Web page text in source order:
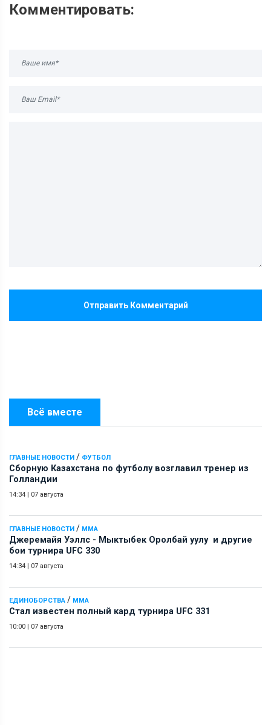
Всё вместе
ГЛАВНЫЕ НОВОСТИ / ФУТБОЛ
Сборную Казахстана по футболу возглавил тренер из
Голландии
14:34 | 07 августа
ГЛАВНЫЕ НОВОСТИ / ММА
Джеремайя Уэллс - Мыктыбек Оролбай уулу и другие
бои турнира UFC 330
14:34 | 07 августа
ЕДИНОБОРСТВА / ММА
Стал известен полный кард турнира UFC 331
10:00 | 07 августа
Комментировать:
Отправить Комментарий